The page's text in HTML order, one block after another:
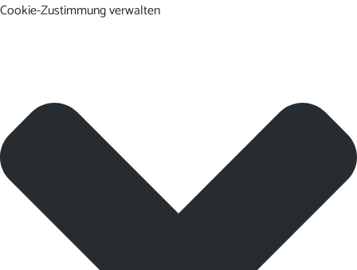
Cookie-Zustimmung verwalten